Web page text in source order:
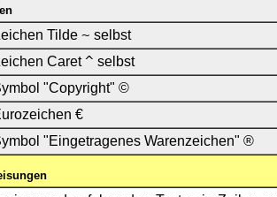
Tilde ~ selbst
Caret^ selbst
"Copyright" ©
€
"Eingetragenes Warenzeichen" ®